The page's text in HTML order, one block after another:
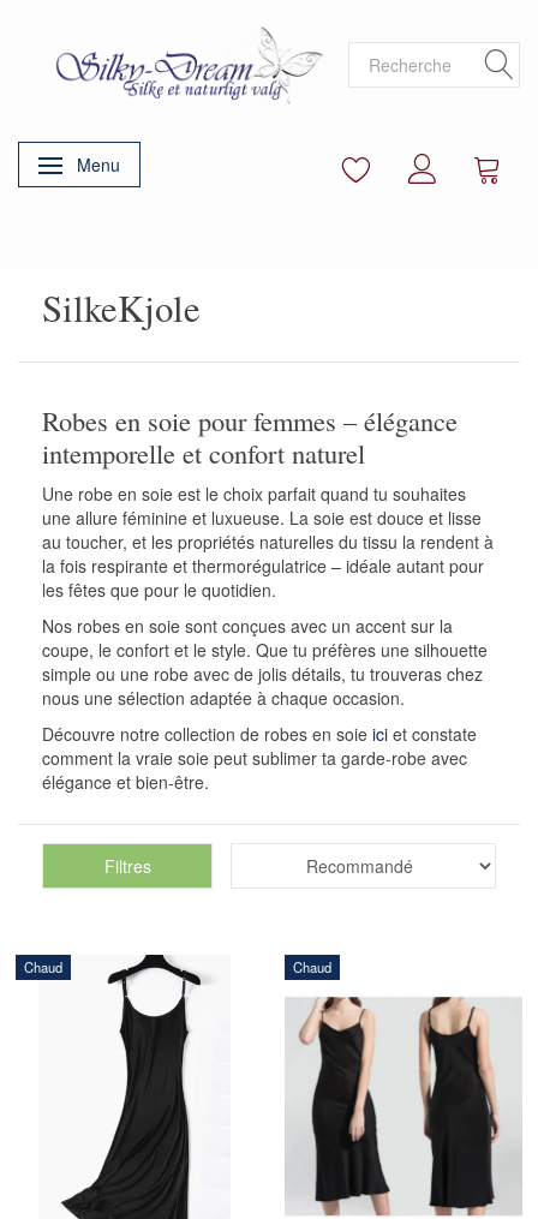
Basculer la navigation
Menu
SilkeKjole
Robes en soie pour femmes – élégance
intemporelle et confort naturel
Une robe en soie est le choix parfait quand tu souhaites
une allure féminine et luxueuse. La soie est douce et lisse
au toucher, et les propriétés naturelles du tissu la rendent à
la fois respirante et thermorégulatrice – idéale autant pour
les fêtes que pour le quotidien.
Nos robes en soie sont conçues avec un accent sur la
coupe, le confort et le style. Que tu préfères une silhouette
simple ou une robe avec de jolis détails, tu trouveras chez
nous une sélection adaptée à chaque occasion.
Découvre notre collection de robes en soie ici et constate
comment la vraie soie peut sublimer ta garde-robe avec
élégance et bien-être.
Filtres
Chaud Chaud